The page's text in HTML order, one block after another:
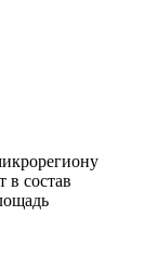
в состав